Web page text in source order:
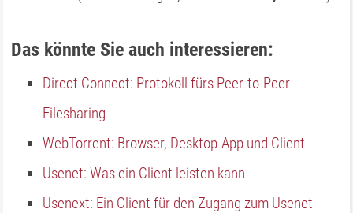
Das könnte Sie auch interessieren:
Direct Connect: Protokoll fürs Peer-to-Peer-
Filesharing
WebTorrent: Browser, Desktop-App und Client
Usenet: Was ein Client leisten kann
Usenext: Ein Client für den Zugang zum Usenet